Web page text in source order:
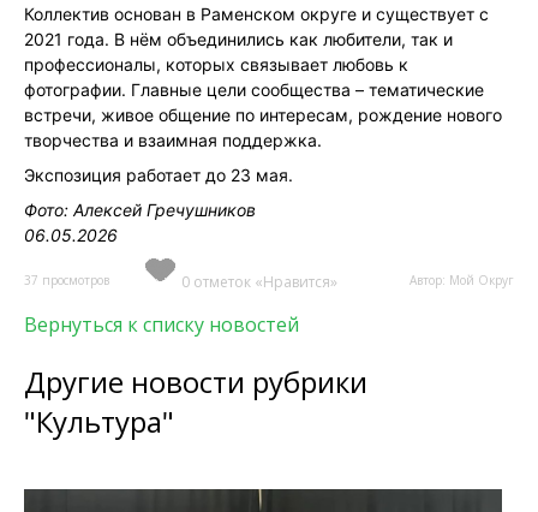
Коллектив основан в Раменском округе и существует с
2021 года. В нём объединились как любители, так и
профессионалы, которых связывает любовь к
фотографии. Главные цели сообщества – тематические
встречи, живое общение по интересам, рождение нового
творчества и взаимная поддержка.
Экспозиция работает до 23 мая.
Фото: Алексей Гречушников
06.05.2026
37 просмотров 0 отметок «Нравится» Автор: Мой Округ
Вернуться к списку новостей
Другие новости рубрики
"Культура"